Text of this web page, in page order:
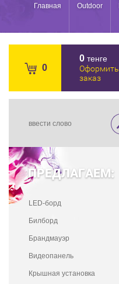
Главная Outdoor
0
0 тенге
Оформить
заказ
ПРЕДЛАГАЕМ:
LED-борд
Билборд
Брандмауэр
Видеопанель
Крышная установка